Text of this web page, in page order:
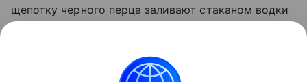
щепотку черного перца заливают стаканом водки
опрыскивают стебли, а также листья с верхней и